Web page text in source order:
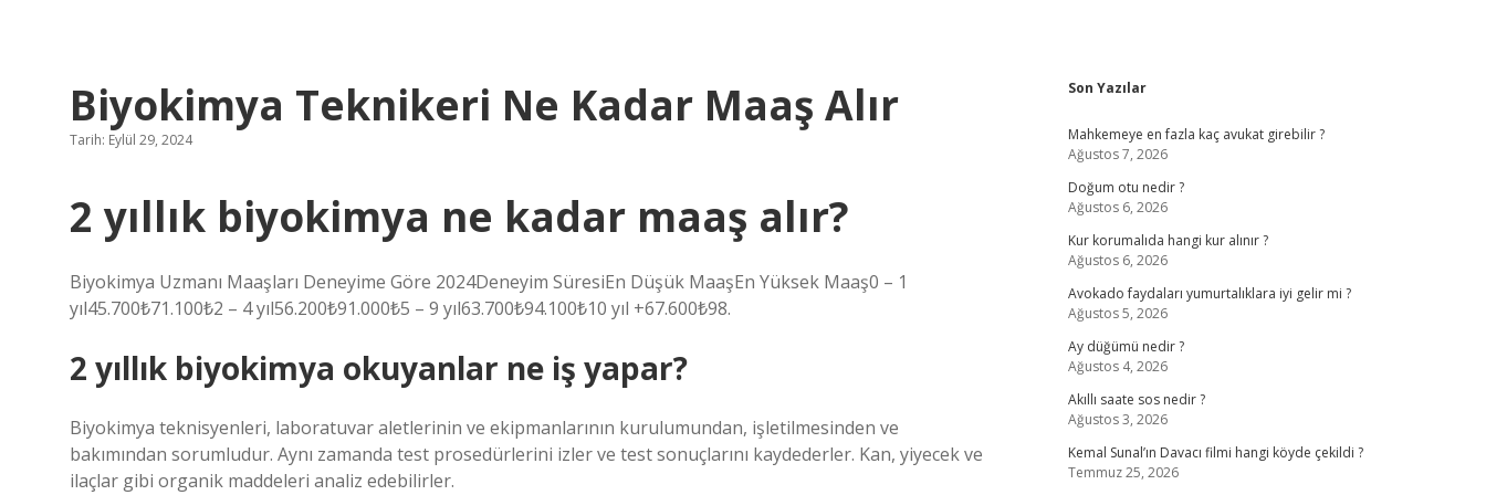
Biyokimya Teknikeri Ne Kadar Maaş Alır
Tarih: Eylül 29, 2024
2 yıllık biyokimya ne kadar maaş alır?
Biyokimya Uzmanı Maaşları Deneyime Göre 2024Deneyim SüresiEn Düşük MaaşEn Yüksek Maaş0 – 1
yıl45.700₺71.100₺2 – 4 yıl56.200₺91.000₺5 – 9 yıl63.700₺94.100₺10 yıl +67.600₺98.
2 yıllık biyokimya okuyanlar ne iş yapar?
Biyokimya teknisyenleri, laboratuvar aletlerinin ve ekipmanlarının kurulumundan, işletilmesinden ve
bakımından sorumludur. Aynı zamanda test prosedürlerini izler ve test sonuçlarını kaydederler. Kan, yiyecek ve
ilaçlar gibi organik maddeleri analiz edebilirler.
Sidebar
Son Yazılar
Mahkemeye en fazla kaç avukat girebilir ?
Ağustos 7, 2026
Doğum otu nedir ?
Ağustos 6, 2026
Kur korumalıda hangi kur alınır ?
Ağustos 6, 2026
Avokado faydaları yumurtalıklara iyi gelir mi ?
Ağustos 5, 2026
Ay düğümü nedir ?
Ağustos 4, 2026
Akıllı saate sos nedir ?
Ağustos 3, 2026
Kemal Sunal’ın Davacı filmi hangi köyde çekildi ?
Temmuz 25, 2026